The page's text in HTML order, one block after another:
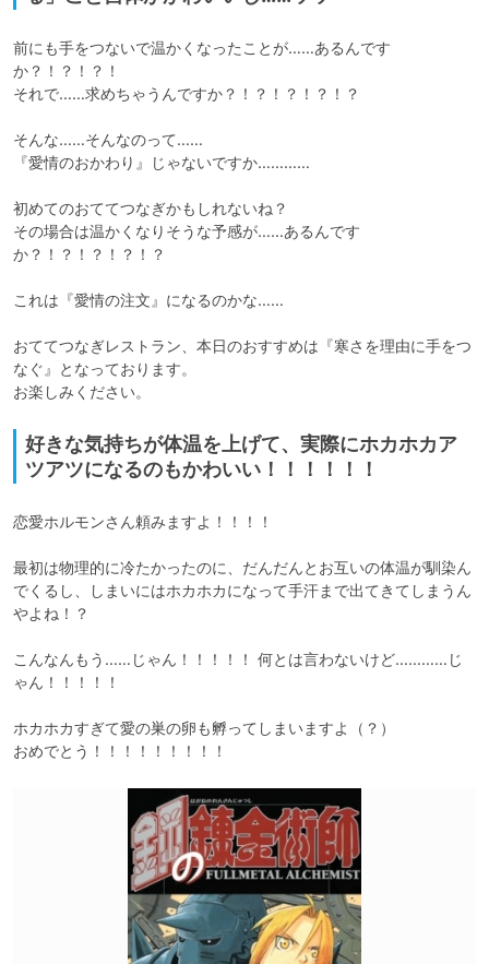
前にも手をつないで温かくなったことが……あるんです
か？！？！？！
それで……求めちゃうんですか？！？！？！？！？
そんな……そんなのって……
『愛情のおかわり』じゃないですか…………
初めてのおててつなぎかもしれないね？
その場合は温かくなりそうな予感が……あるんです
か？！？！？！？！？
これは『愛情の注文』になるのかな……
おててつなぎレストラン、本日のおすすめは『寒さを理由に手をつ
なぐ』となっております。
お楽しみください。
好きな気持ちが体温を上げて、実際にホカホカア
ツアツになるのもかわいい！！！！！！
恋愛ホルモンさん頼みますよ！！！！
最初は物理的に冷たかったのに、だんだんとお互いの体温が馴染ん
でくるし、しまいにはホカホカになって手汗まで出てきてしまうん
やよね！？
こんなんもう……じゃん！！！！！ 何とは言わないけど…………じ
ゃん！！！！！
ホカホカすぎて愛の巣の卵も孵ってしまいますよ（？）
おめでとう！！！！！！！！！